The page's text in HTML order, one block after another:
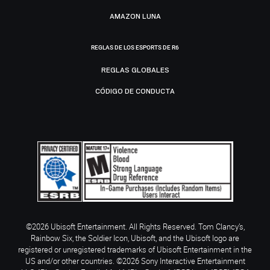
AMAZON LUNA
REGLAS DE LOS ESPORTS DE R6
REGLAS GLOBALES
CÓDIGO DE CONDUCTA
©2026 Ubisoft Entertainment. All Rights Reserved. Tom Clancy’s,
Rainbow Six, the Soldier Icon, Ubisoft, and the Ubisoft logo are
registered or unregistered trademarks of Ubisoft Entertainment in the
US and/or other countries. ©2026 Sony Interactive Entertainment